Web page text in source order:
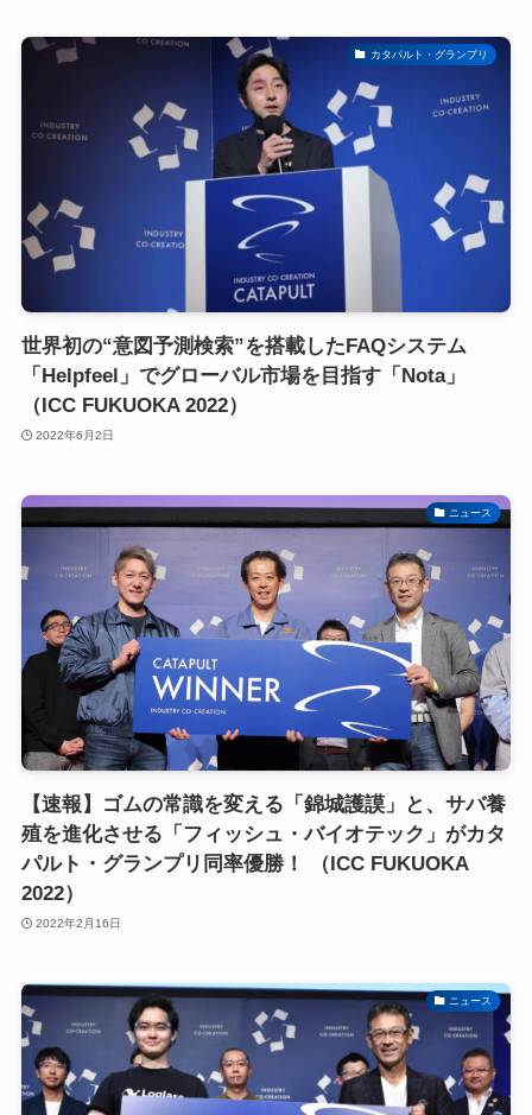
カタパルト・グランプリ
世界初の“意図予測検索”を搭載したFAQシステム
「Helpfeel」でグローバル市場を目指す「Nota」
（ICC FUKUOKA 2022）
2022年6月2日
ニュース
【速報】ゴムの常識を変える「錦城護謨」と、サバ養
殖を進化させる「フィッシュ・バイオテック」がカタ
パルト・グランプリ同率優勝！ （ICC FUKUOKA
2022）
2022年2月16日
ニュース